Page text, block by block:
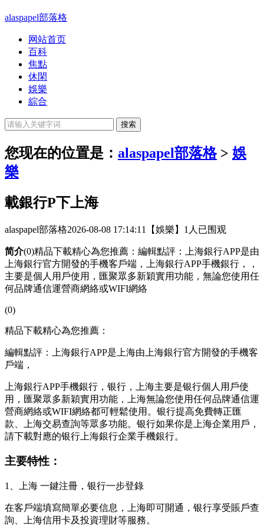
alaspapel部落格
网站首页
百科
焦點
休閑
娛樂
綜合
您现在的位置是： alaspapel部落格> 娛
樂
載銀行P下上海
alaspapel部落格2026-08-08 17:14:11 【娛樂】 1人已围观
简介(0)精品下載精心為您推薦：編輯點評：上海銀行APP是由
上海銀行官方開發的手機客戶端，上海銀行APP手機銀行，，
主要是個人用戶使用，匯聚眾多新穎實用功能，無論您使用任
何品牌通信運營商網絡或WIFI網絡
(0)
精品下載精心為您推薦：
編輯點評：上海銀行APP是上海由上海銀行官方開發的手機客
戶端，
上海銀行APP手機銀行，银行，上海主要是银行個人用戶使
用，匯聚眾多新穎實用功能，上海無論您使用任何品牌通信運
營商網絡或WIFI網絡都可輕鬆使用。银行提高免費轉正匯
款、上海交易查詢等眾多功能。银行如果你是上海企業用戶，
請下載對應的银行上海銀行企業手機銀行。
主要特性：
1、上海 一鍵注冊，银行一步登錄
在客戶端填寫簡單必要信息，上海即可開通，银行享受賬戶查
詢、上海信用卡及投資理財等服務。